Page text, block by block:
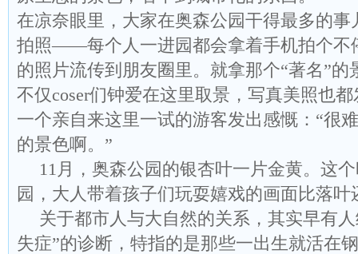
在凉奈眼里，大家在奥森公园干得最多的事
拍照——每个人一进园都会拿着手机拍个不
的照片流传到朋友圈里。就拿那个“著名”的
不仅coser们钟爱在这里取景，写真美照也
一个亲自来这里一试的游客发出感慨：“很
的景色啊。”
11月，奥森公园的银杏叶一片金黄。这
园，大人带着孩子们玩耍嬉戏的画面比落叶
关于都市人与大自然的关系，其实早有
失症”的诊断，特指的是那些一出生就活在